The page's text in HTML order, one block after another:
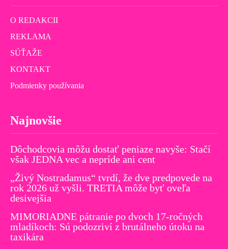
O REDAKCII
REKLAMA
SÚŤAŽE
KONTAKT
Podmienky používania
Najnovšie
Dôchodcovia môžu dostať peniaze navyše: Stačí
však JEDNA vec a nepríde ani cent
„Živý Nostradamus“ tvrdí, že dve predpovede na
rok 2026 už vyšli. TRETIA môže byť oveľa
desivejšia
MIMORIADNE pátranie po dvoch 17-ročných
mladíkoch: Sú podozriví z brutálneho útoku na
taxikára